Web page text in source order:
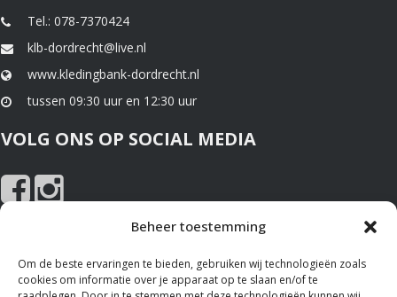
Beheer toestemming
Om de beste ervaringen te bieden, gebruiken wij technologieën zoals
cookies om informatie over je apparaat op te slaan en/of te
Tel.: 078-7370424
klb-dordrecht@live.nl
www.kledingbank-dordrecht.nl
tussen 09:30 uur en 12:30 uur
VOLG ONS OP SOCIAL MEDIA
NIEUWS EN SPONSOREN